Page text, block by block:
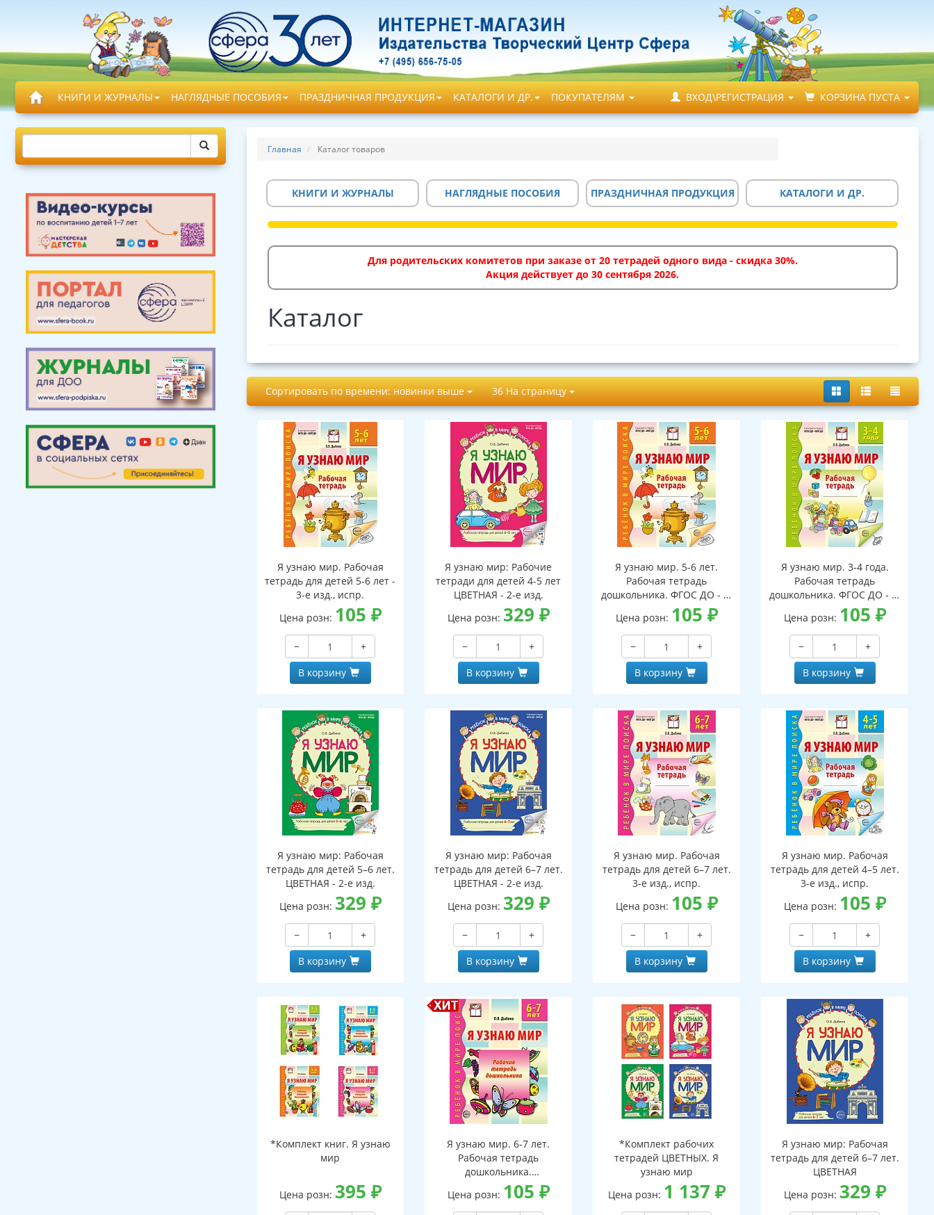
КНИГИ И ЖУРНАЛЫ НАГЛЯДНЫЕ ПОСОБИЯ ПРАЗДНИЧНАЯ ПРОДУКЦИЯ КАТАЛОГИ И ДР. ПОКУПАТЕЛЯМ ВХОД\РЕГИСТРАЦИЯ КОРЗИНА ПУСТА
Главная Каталог товаров
КНИГИ И ЖУРНАЛЫ НАГЛЯДНЫЕ ПОСОБИЯ ПРАЗДНИЧНАЯ ПРОДУКЦИЯ КАТАЛОГИ И ДР.
Для родительских комитетов при заказе от 20 тетрадей одного вида - скидка 30%.
Акция действует до 30 сентября 2026.
Каталог
Сортировать по времени: новинки выше 36 На страницу
Я узнаю мир. Рабочая
тетрадь для детей 5-6 лет -
3-е изд., испр.
Цена розн: 105 ₽
−
+
В корзину
Я узнаю мир: Рабочие
тетради для детей 4-5 лет
ЦВЕТНАЯ - 2-е изд.
Цена розн: 329 ₽
−
+
В корзину
Я узнаю мир. 5-6 лет.
Рабочая тетрадь
дошкольника. ФГОС ДО - 3-
е изд.
Цена розн: 105 ₽
−
+
В корзину
Я узнаю мир. 3-4 года.
Рабочая тетрадь
дошкольника. ФГОС ДО - 3-
е изд.
Цена розн: 105 ₽
−
+
В корзину
Я узнаю мир: Рабочая
тетрадь для детей 5–6 лет.
ЦВЕТНАЯ - 2-е изд.
Цена розн: 329 ₽
−
+
В корзину
Я узнаю мир: Рабочая
тетрадь для детей 6–7 лет.
ЦВЕТНАЯ - 2-е изд.
Цена розн: 329 ₽
−
+
В корзину
Я узнаю мир. Рабочая
тетрадь для детей 6–7 лет.
3-е изд., испр.
Цена розн: 105 ₽
−
+
В корзину
Я узнаю мир. Рабочая
тетрадь для детей 4–5 лет.
3-е изд., испр.
Цена розн: 105 ₽
−
+
В корзину
*Комплект книг. Я узнаю
мир
Цена розн: 395 ₽
Я узнаю мир. 6-7 лет.
Рабочая тетрадь
дошкольника.
Соответствует ФГОС ДО
Цена розн: 105 ₽
*Комплект рабочих
тетрадей ЦВЕТНЫХ. Я
узнаю мир
Цена розн: 1 137 ₽
Я узнаю мир: Рабочая
тетрадь для детей 6–7 лет.
ЦВЕТНАЯ
Цена розн: 329 ₽